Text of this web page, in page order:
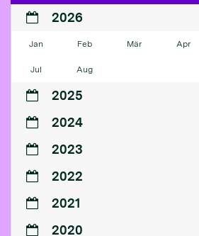
2026
Jan Feb Mär Apr
Jul Aug
2025
2024
2023
2022
2021
2020